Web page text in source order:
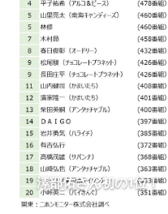
澤部佑さん初の1位！